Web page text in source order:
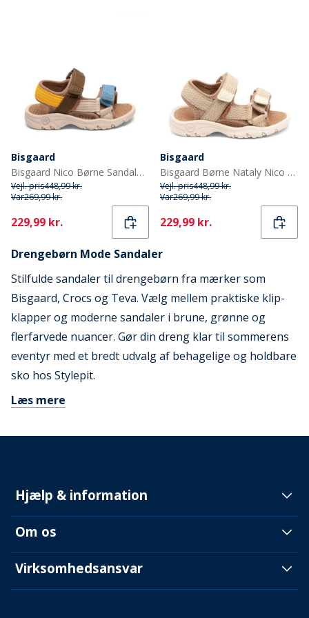
Bisgaard
Bisgaard Nico Børne Sandaler Mocha
Vejl. pris448,99 kr.
Var269,99 kr.
Current
229,99 kr.
Bisgaard
Bisgaard Børne Nataly Nico Sandal Nude Mix
Vejl. pris448,99 kr.
Var269,99 kr.
Current
229,99 kr.
Drengebørn Mode Sandaler
Stilfulde sandaler til drengebørn fra mærker som
Bisgaard, Crocs og Teva. Vælg mellem praktiske klip-
klapper og moderne sandaler i brune, grønne og
flerfarvede nuancer. Gør din dreng klar til sommerens
eventyr med et bredt udvalg af behagelige og holdbare
sko hos Stylepit.
Læs mere
Hjælp & information
Om os
Virksomhedsansvar